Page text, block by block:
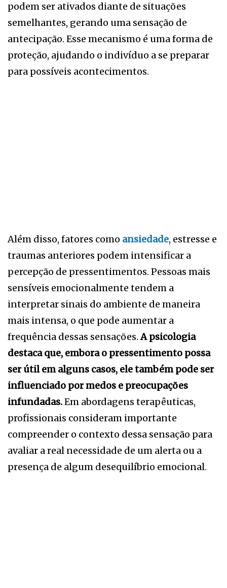
podem ser ativados diante de situações
semelhantes, gerando uma sensação de
antecipação. Esse mecanismo é uma forma de
proteção, ajudando o indivíduo a se preparar
para possíveis acontecimentos.
Além disso, fatores como ansiedade, estresse e
traumas anteriores podem intensificar a
percepção de pressentimentos. Pessoas mais
sensíveis emocionalmente tendem a
interpretar sinais do ambiente de maneira
mais intensa, o que pode aumentar a
frequência dessas sensações.A psicologia
destaca que, embora o pressentimento possa
ser útil em alguns casos, ele também pode ser
influenciado por medos e preocupações
infundadas.Em abordagens terapêuticas,
profissionais consideram importante
compreender o contexto dessa sensação para
avaliar a real necessidade de um alerta ou a
presença de algum desequilíbrio emocional.